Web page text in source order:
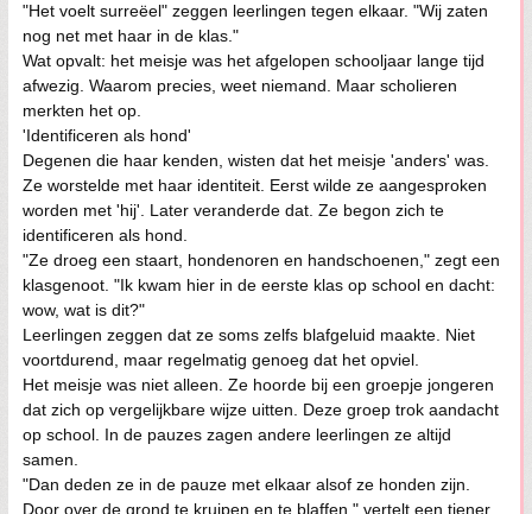
"Het voelt surreëel" zeggen leerlingen tegen elkaar. "Wij zaten
nog net met haar in de klas."
Wat opvalt: het meisje was het afgelopen schooljaar lange tijd
afwezig. Waarom precies, weet niemand. Maar scholieren
merkten het op.
'Identificeren als hond'
Degenen die haar kenden, wisten dat het meisje 'anders' was.
Ze worstelde met haar identiteit. Eerst wilde ze aangesproken
worden met 'hij'. Later veranderde dat. Ze begon zich te
identificeren als hond.
"Ze droeg een staart, hondenoren en handschoenen," zegt een
klasgenoot. "Ik kwam hier in de eerste klas op school en dacht:
wow, wat is dit?"
Leerlingen zeggen dat ze soms zelfs blafgeluid maakte. Niet
voortdurend, maar regelmatig genoeg dat het opviel.
Het meisje was niet alleen. Ze hoorde bij een groepje jongeren
dat zich op vergelijkbare wijze uitten. Deze groep trok aandacht
op school. In de pauzes zagen andere leerlingen ze altijd
samen.
"Dan deden ze in de pauze met elkaar alsof ze honden zijn.
Door over de grond te kruipen en te blaffen," vertelt een tiener.